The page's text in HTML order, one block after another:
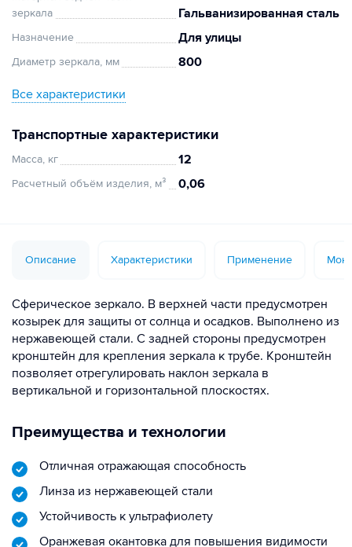
зеркала
Гальванизированная сталь
Назначение Для улицы
Диаметр зеркала, мм 800
Все характеристики
Транспортные характеристики
Масса, кг 12
Расчетный объём изделия, м³ 0,06
Описание Характеристики Применение
Сферическое зеркало. В верхней части предусмотрен
козырек для защиты от солнца и осадков. Выполнено из
нержавеющей стали. С задней стороны предусмотрен
кронштейн для крепления зеркала к трубе. Кронштейн
позволяет отрегулировать наклон зеркала в
вертикальной и горизонтальной плоскостях.
Преимущества и технологии
Отличная отражающая способность
Линза из нержавеющей стали
Устойчивость к ультрафиолету
Оранжевая окантовка для повышения видимости